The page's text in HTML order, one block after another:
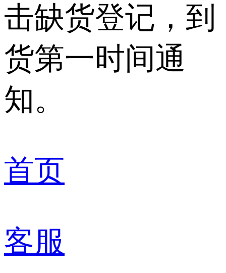
击缺货登记，到
货第一时间通
知。
首页
客服